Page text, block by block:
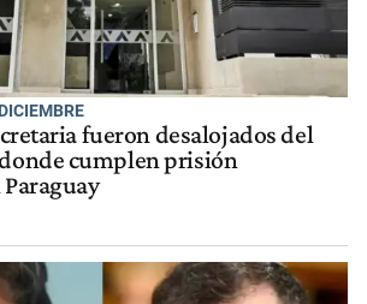
fueron desalojados del
cumplen prisión